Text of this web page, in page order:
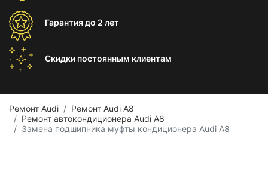
Гарантиядо 2 лет
Скидки постоянным клиентам
Ремонт Audi
Ремонт Audi A8
Ремонт автокондиционера Audi A8
Замена подшипника муфты кондиционера Audi A8